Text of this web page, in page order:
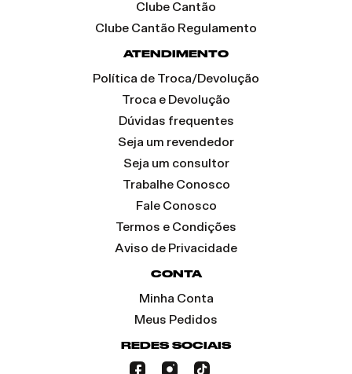
Clube Cantão
Clube Cantão Regulamento
ATENDIMENTO
Política de Troca/Devolução
Troca e Devolução
Dúvidas frequentes
Seja um revendedor
Seja um consultor
Trabalhe Conosco
Fale Conosco
Termos e Condições
Aviso de Privacidade
CONTA
Minha Conta
Meus Pedidos
REDES SOCIAIS